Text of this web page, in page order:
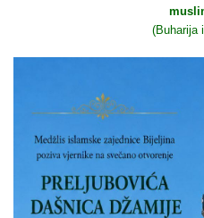
(Buharija